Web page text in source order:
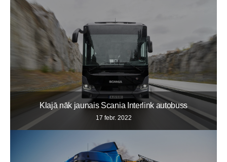
Klajā nāk jaunais Scania Interlink autobuss
17 febr. 2022